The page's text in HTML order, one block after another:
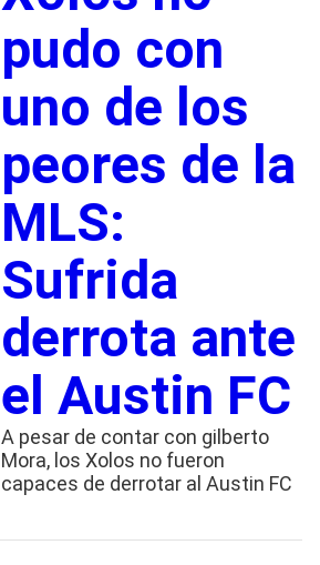
pudo con
uno de los
peores de la
MLS:
Sufrida
derrota ante
el Austin FC
A pesar de contar con gilberto
Mora, los Xolos no fueron
capaces de derrotar al Austin FC